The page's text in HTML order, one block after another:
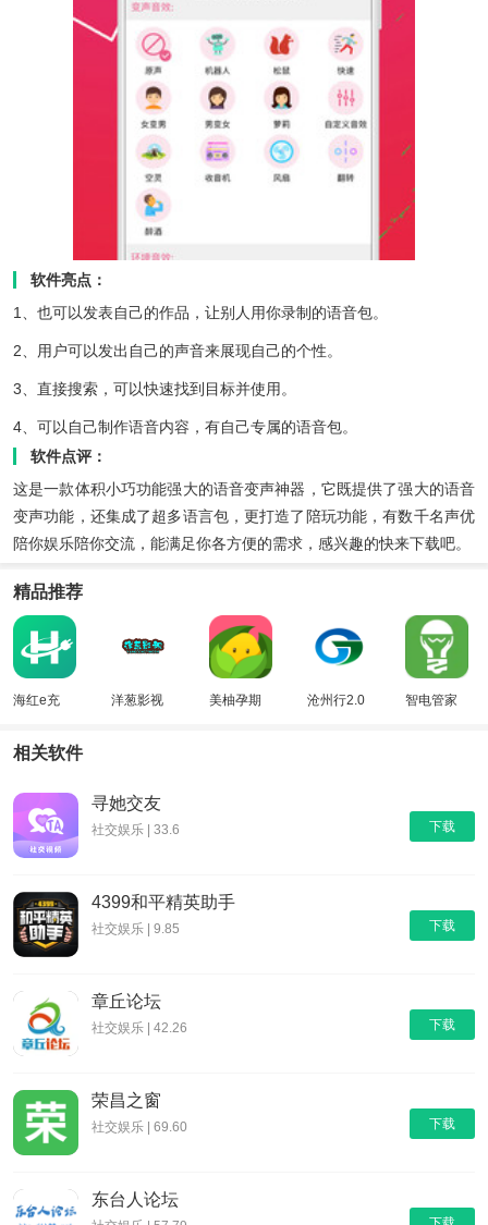
软件亮点：
1、也可以发表自己的作品，让别人用你录制的语音包。
2、用户可以发出自己的声音来展现自己的个性。
3、直接搜索，可以快速找到目标并使用。
4、可以自己制作语音内容，有自己专属的语音包。
软件点评：
这是一款体积小巧功能强大的语音变声神器，它既提供了强大的语音
变声功能，还集成了超多语言包，更打造了陪玩功能，有数千名声优
陪你娱乐陪你交流，能满足你各方便的需求，感兴趣的快来下载吧。
精品推荐
海红e充 洋葱影视 美柚孕期 沧州行2.0 智电管家
相关软件
下载
寻她交友
社交娱乐 | 33.6
下载
4399和平精英助手
社交娱乐 | 9.85
下载
章丘论坛
社交娱乐 | 42.26
下载
荣昌之窗
社交娱乐 | 69.60
东台人论坛